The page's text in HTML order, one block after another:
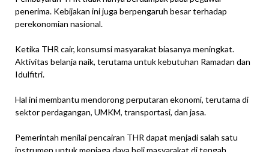
penerima. Kebijakan ini juga berpengaruh besar terhadap
perekonomian nasional.
Ketika THR cair, konsumsi masyarakat biasanya meningkat.
Aktivitas belanja naik, terutama untuk kebutuhan Ramadan dan
Idulfitri.
Hal ini membantu mendorong perputaran ekonomi, terutama di
sektor perdagangan, UMKM, transportasi, dan jasa.
Pemerintah menilai pencairan THR dapat menjadi salah satu
instrumen untuk menjaga daya beli masyarakat di tengah